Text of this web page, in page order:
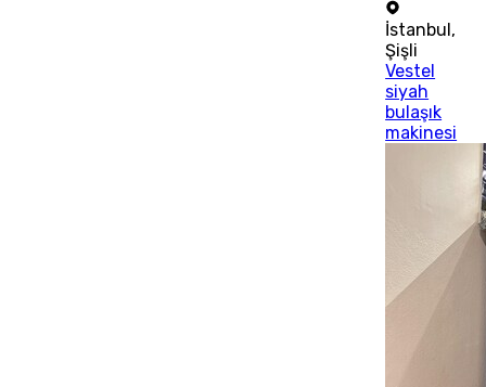
İstanbul,
Şişli
Vestel
siyah
bulaşık
makinesi